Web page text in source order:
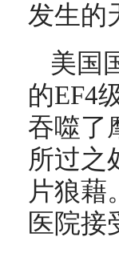
发生的
美国
的EF4
吞噬了
所过之
片狼藉
医院接